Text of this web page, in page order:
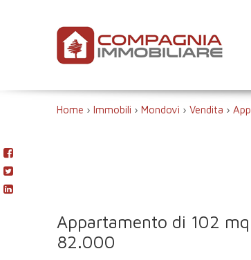
Home › Immobili › Mondovì › Vendita ›
Appartamento di 102
82.000